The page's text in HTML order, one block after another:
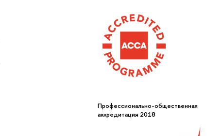
Профессионально-общественная
аккредитация 2018